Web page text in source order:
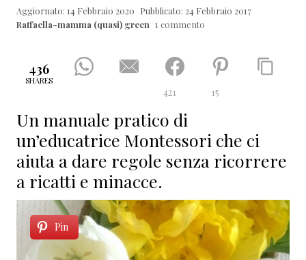
(quasi)
green
Aggiornato: 14 Febbraio 2020 Pubblicato: 24 Febbraio 2017
Raffaella-mamma (quasi) green 1 commento
436
SHARES
421 15
Un manuale pratico di
un’educatrice Montessori che ci
aiuta a dare regole senza ricorrere
a ricatti e minacce.
Pin